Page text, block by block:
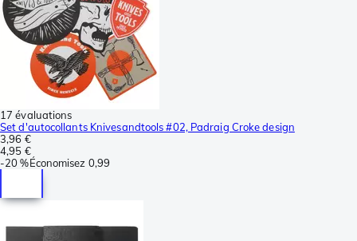
17 évaluations
Set d'autocollants Knivesandtools #02, Padraig Croke design
3,96 €
4,95 €
-20 %Économisez 0,99